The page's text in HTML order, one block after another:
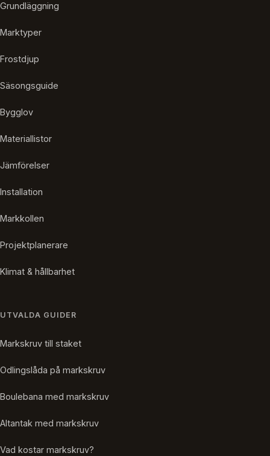
Grundläggning
Marktyper
Frostdjup
Säsongsguide
Bygglov
Materiallistor
Jämförelser
Installation
Markkollen
Projektplanerare
Klimat & hållbarhet
UTVALDA GUIDER
Markskruv till staket
Odlingslåda på markskruv
Boulebana med markskruv
Altantak med markskruv
Vad kostar markskruv?